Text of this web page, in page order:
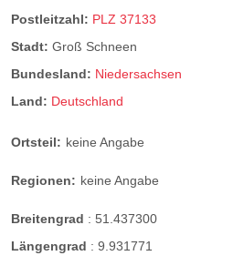
Postleitzahl: PLZ 37133
Stadt: Groß Schneen
Bundesland: Niedersachsen
Land: Deutschland
Ortsteil: keine Angabe
Regionen: keine Angabe
Breitengrad : 51.437300
Längengrad : 9.931771